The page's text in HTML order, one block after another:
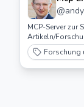
@
MCP-Server zur
Artikeln/
Forschung